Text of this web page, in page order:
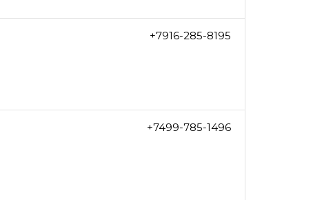
+7916-285-8195
+7499-785-1496